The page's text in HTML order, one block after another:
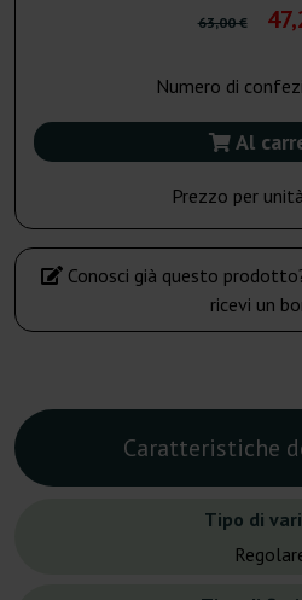
63,00 €
Numero di
Al
Prezzo per
Conosci già questo
ricevi un
Caratteristiche
Tipo di